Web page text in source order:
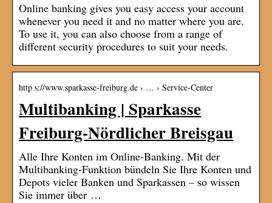
Online banking gives you easy access your account
whenever you need it and no matter where you are.
To use it, you can also choose from a range of
different security procedures to suit your needs.
http s://www.sparkasse-freiburg.de › … › Service-Center
Multibanking | Sparkasse
Freiburg-Nördlicher Breisgau
Alle Ihre Konten im Online-Banking. Mit der
Multibanking-Funktion bündeln Sie Ihre Konten und
Depots vieler Banken und Sparkassen – so wissen
Sie immer über …